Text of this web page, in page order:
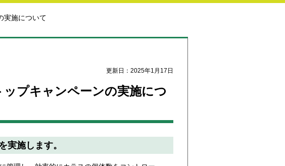
実施について
更新日：2025年1月17日
プキャンペーンの実施につ
実施します。